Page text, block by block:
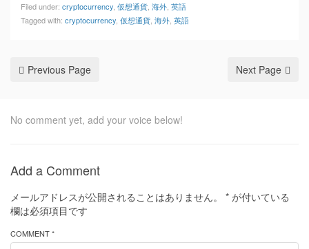
Filed under: cryptocurrency 仮想通貨 海外 英語
Tagged with: cryptocurrency 仮想通貨 海外 英語
Previous Page Next Page
No comment yet, add your voice below!
Add a Comment
メールアドレスが公開されることはありません。 * が付いている
欄は必須項目です
COMMENT *